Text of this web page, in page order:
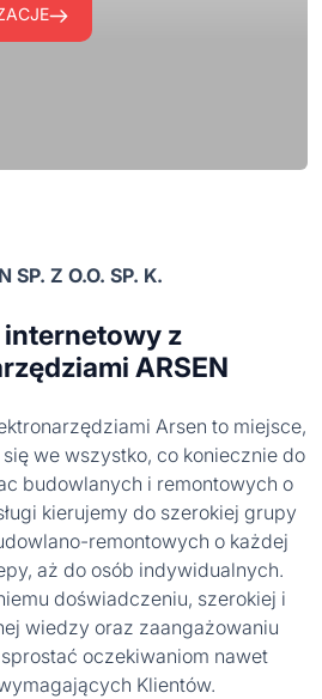
SP. Z O.O. SP. K.
internetowy z
ARSEN
Arsen to miejsce,
we wszystko, co koniecznie do
budowlanych i remontowych o
kierujemy do szerokiej grupy
remontowych o każdej
aż do osób indywidualnych.
doświadczeniu, szerokiej i
wiedzy oraz zaangażowaniu
oczekiwaniom nawet
Klientów.